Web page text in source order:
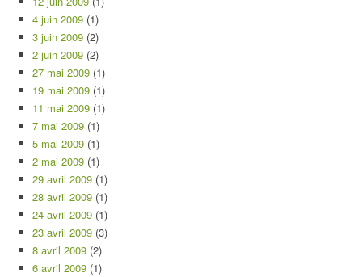
4 juin 2009 (1)
3 juin 2009 (2)
2 juin 2009 (2)
27 mai 2009 (1)
19 mai 2009 (1)
11 mai 2009 (1)
7 mai 2009 (1)
5 mai 2009 (1)
2 mai 2009 (1)
29 avril 2009 (1)
28 avril 2009 (1)
24 avril 2009 (1)
23 avril 2009 (3)
8 avril 2009 (2)
6 avril 2009 (1)